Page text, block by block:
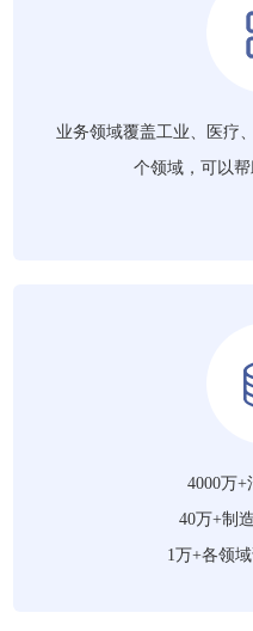
业务领域覆盖工业、医疗
个领域，可以
4000万
40万+制
1万+各领